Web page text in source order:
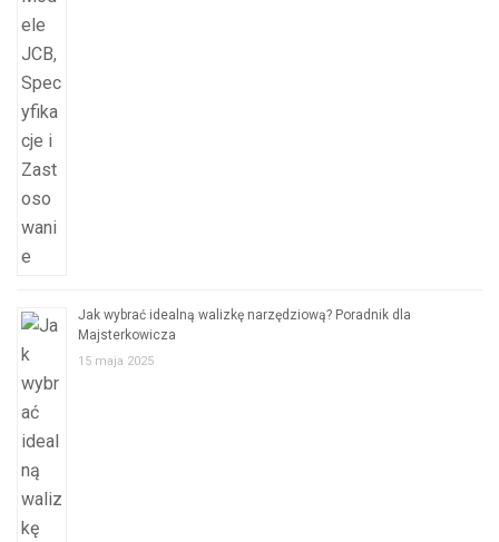
Jak wybrać idealną walizkę narzędziową? Poradnik dla
Majsterkowicza
15 maja 2025